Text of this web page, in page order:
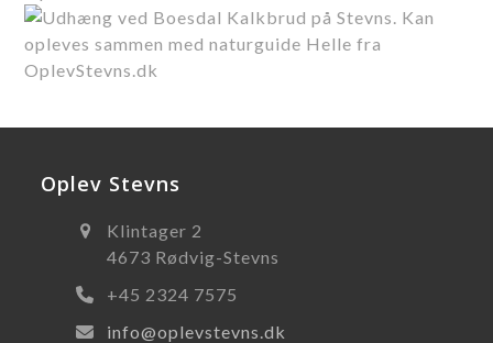
Oplev Stevns
Klintager 2
4673 Rødvig-Stevns
+45 2324 7575
info@oplevstevns.dk